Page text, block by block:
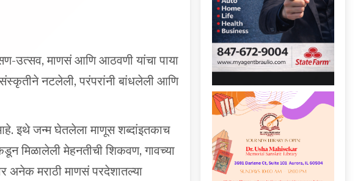
उत्सव, माणसं आणि आठवणी यांचा पाया
नटलेली, परंपरांनी बांधलेली आणि
मिळालेली मेहनतीची शिकवण, गावच्या
मराठी माणसं परदेशातल्या